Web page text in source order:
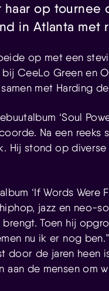
op tournee
in Atlanta met
op met een
CeeLo Green en
met Harding
‘Soul
Na een
Hij stond op
‘If Words Were
jazz en neo-
Toen hij
nu ik er nog
door de jaren heen
aan de mensen om